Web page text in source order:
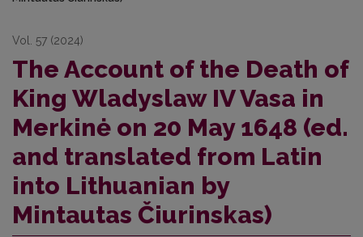
Vol. 57 (2024)
The Account of the Death of
King Wladyslaw IV Vasa in
Merkinė on 20 May 1648 (ed.
and translated from Latin
into Lithuanian by
Mintautas Čiurinskas)